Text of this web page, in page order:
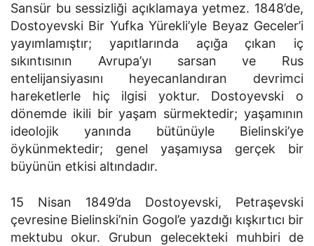
Sansür bu sessizliği açıklamaya yetmez. 1848’de,
Dostoyevski Bir Yufka Yürekli’yle Beyaz Geceler’i
yayımlamıştır; yapıtlarında açığa çıkan iç
sıkıntısının Avrupa’yı sarsan ve Rus
entelijansiyasını heyecanlandıran devrimci
hareketlerle hiç ilgisi yoktur. Dostoyevski o
dönemde ikili bir yaşam sürmektedir; yaşamının
ideolojik yanında bütünüyle Bielinski’ye
öykünmektedir; genel yaşamıysa gerçek bir
büyünün etkisi altındadır.
15 Nisan 1849’da Dostoyevski, Petraşevski
çevresine Bielinski’nin Gogol’e yazdığı kışkırtıcı bir
mektubu okur. Grubun gelecekteki muhbiri de